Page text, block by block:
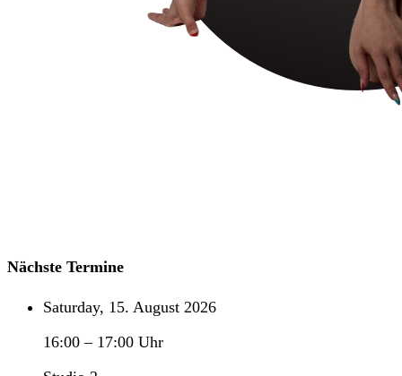
Nächste Termine
Saturday, 15. August 2026
16:00 – 17:00 Uhr